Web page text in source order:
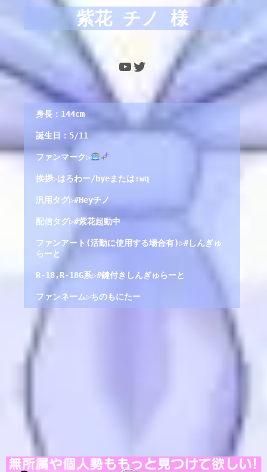
紫花 チノ 様
YouTube Twitter
身長：144cm
誕生日：5/11
ファンマーク▷
挨拶▷はろわー/byeまたは:wq
汎用タグ▷#Heyチノ
配信タグ▷#紫花起動中
ファンアート(活動に使用する場合有)▷#しんぎゅ
らーと
R-18,R-18G系▷#鍵付きしんぎゅらーと
ファンネーム▷ちのもにたー